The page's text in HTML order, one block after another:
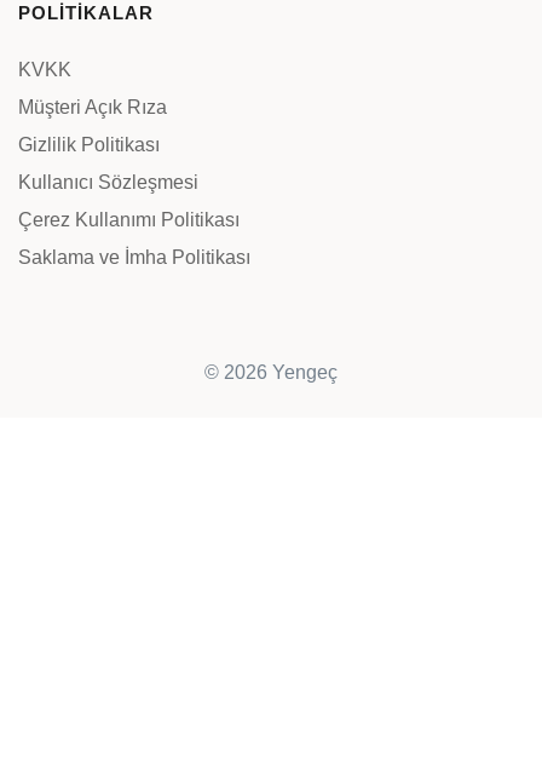
POLİTİKALAR
KVKK
Müşteri Açık Rıza
Gizlilik Politikası
Kullanıcı Sözleşmesi
Çerez Kullanımı Politikası
Saklama ve İmha Politikası
© 2026 Yengeç